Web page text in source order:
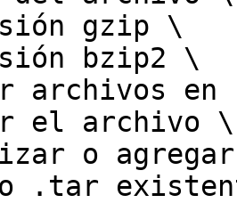
gzip \
bzip2 \
archivos
el archivo \
o
.tar